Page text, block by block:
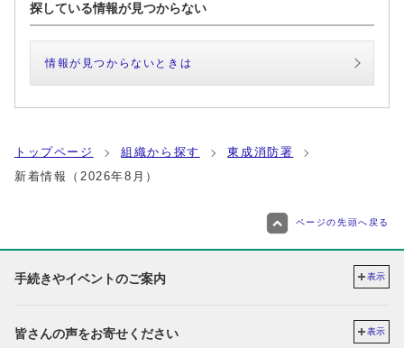
探している情報が見つからない
情報が見つからないときは
トップページ 組織から探す
東成消防署
新着情報（2026年8月）
ページの先頭へ戻る
手続きやイベントのご案内 表示
皆さんの声をお寄せください 表示